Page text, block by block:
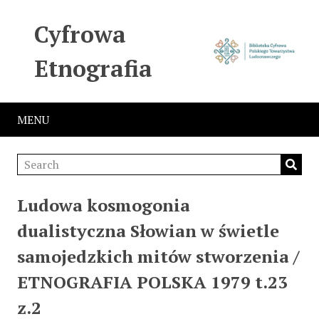
Cyfrowa
Etnografia
MENU
Ludowa kosmogonia
dualistyczna Słowian w świetle
samojedzkich mitów stworzenia /
ETNOGRAFIA POLSKA 1979 t.23
z.2